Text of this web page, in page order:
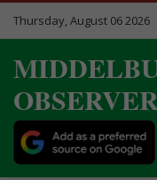
Thursday, August 06 2026